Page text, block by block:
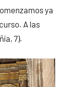
ya
A las
7).